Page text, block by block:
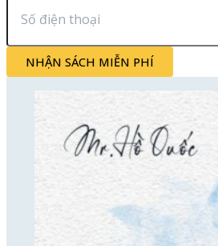
NHẬN SÁCH MIỄN PHÍ